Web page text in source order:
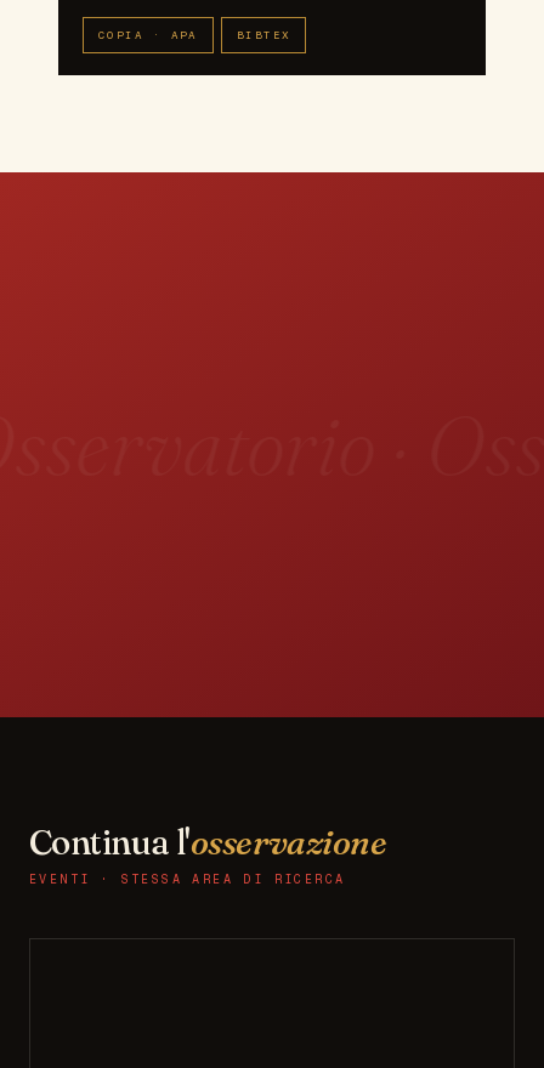
COPIA · APA BIBTEX
Continua l'osservazione
EVENTI · STESSA AREA DI RICERCA